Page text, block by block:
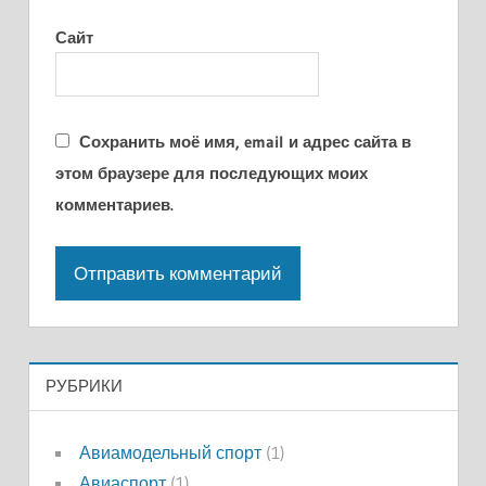
Сайт
Сохранить моё имя, email и адрес сайта в
этом браузере для последующих моих
комментариев.
РУБРИКИ
Авиамодельный спорт(1)